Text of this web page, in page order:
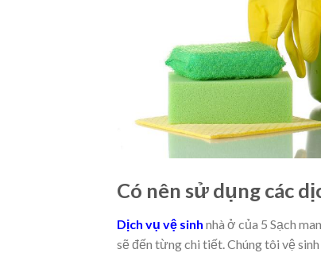
Có nên sử dụng các
Dịch vụ vệ sinh nhà ở của 5 Sạch
sẽ đến từng chi tiết. Chúng tôi vệ